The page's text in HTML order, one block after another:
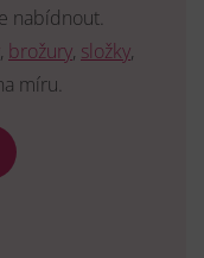
nabídnout.
, brožury, složky,
míru.